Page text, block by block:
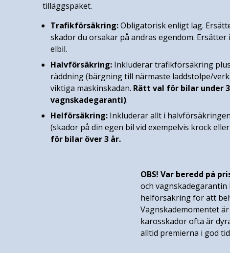
tilläggspaket.
Trafikförsäkring:Obligatorisk enligt lag.
skador du orsakar på andras egendom.
elbil.
Halvförsäkring: Inkluderar trafikförsäkring
räddning (bärgning till närmaste laddstolpe/
viktiga maskinskadan. Rätt val för bilar under
vagnskadegaranti).
Helförsäkring: Inkluderar allt i
(skador på din egen bil vid exempelvis krock
för bilar över 3 år.
OBS! Var beredd på
och
helförsäkring för att
Vagnskademomentet
karosskador ofta är
alltid premierna i god